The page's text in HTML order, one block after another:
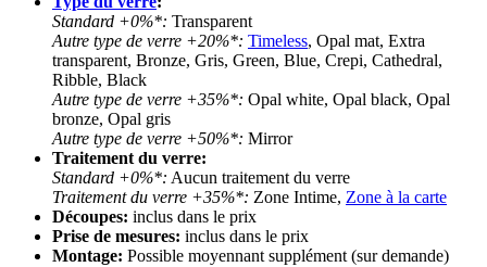
Standard +0%*: Transparent
Autre type de verre +20%*: Timeless, Opal mat, Extra
transparent, Bronze, Gris, Green, Blue, Crepi, Cathedral,
Ribble, Black
Autre type de verre +35%*: Opal white, Opal black, Opal
bronze, Opal gris
Autre type de verre +50%*: Mirror
Traitement du verre:
Standard +0%*: Aucun traitement du verre
Traitement du verre +35%*: Zone Intime, Zone à la carte
Découpes: inclus dans le prix
Prise de mesures: inclus dans le prix
Montage: Possible moyennant supplément (sur demande)